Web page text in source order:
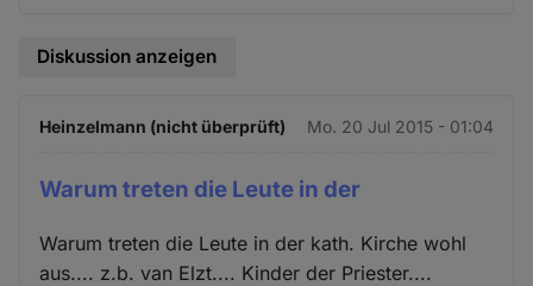
Diskussion anzeigen
Heinzelmann (nicht überprüft) Mo. 20 Jul 2015 - 01:04
Warum treten die Leute in der
Warum treten die Leute in der kath. Kirche wohl
aus.... z.b. van Elzt.... Kinder der Priester....